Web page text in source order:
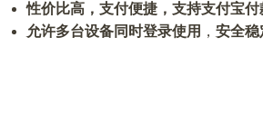
性价比高，支付便捷，支持支付宝付
允许多台设备同时登录使用 ， 安全稳